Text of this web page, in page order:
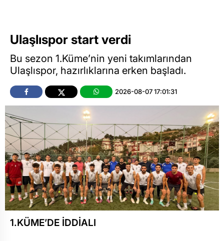
Ulaşlıspor start verdi
Bu sezon 1.Küme’nin yeni takımlarından
Ulaşlıspor, hazırlıklarına erken başladı.
2026-08-07 17:01:31
1.KÜME’DE İDDİALI